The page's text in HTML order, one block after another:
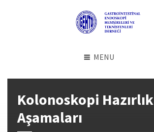
MENU
Kolonoskopi Hazırlık
Aşamaları